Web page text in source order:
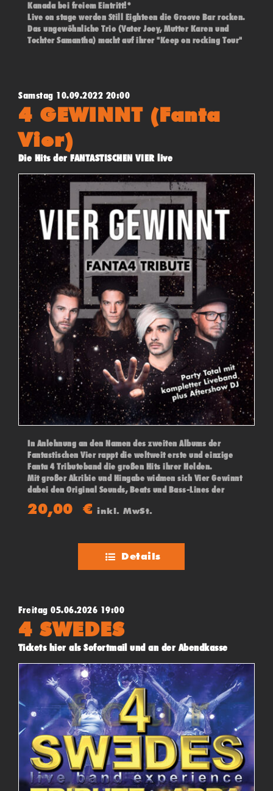
Kanada bei freiem Eintritt!*
Live on stage werden Still Eighteen die Groove Bar rocken.
Das ungewöhnliche Trio (Vater Joey, Mutter Karen und
Tochter Samantha) macht auf ihrer "Keep on rocking Tour"
Einlass ab 19 Uhr - Beginn 20 Uhr - (*"Pay what you want"
- Konzert)
Samstag 10.09.2022 20:00
4 GEWINNT (Fanta
Vier)
Die Hits der FANTASTISCHEN VIER live
In Anlehnung an den Namen des zweiten Albums der
Fantastischen Vier rappt die weltweit erste und einzige
Fanta 4 Tributeband die großen Hits ihrer Helden.
Mit großer Akribie und Hingabe widmen sich Vier Gewinnt
dabei den Original Sounds, Beats und Bass-Lines der
Sprechgesänge ihrer Vorbilder zum Besten.
20,00€ inkl. MwSt.
Details
Freitag 05.06.2026 19:00
4 SWEDES
Tickets hier als Sofortmail und an der Abendkasse